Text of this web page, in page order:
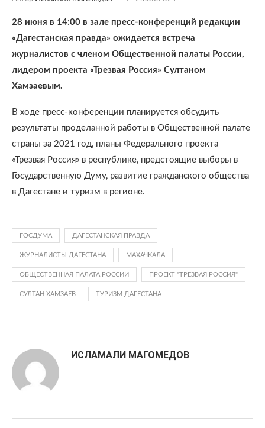
28 июня в 14:00 в зале пресс-конференций редакции
«Дагестанская правда» ожидается встреча
журналистов с членом Общественной палаты России,
лидером проекта «Трезвая Россия» Султаном
Хамзаевым.
В ходе пресс-конференции планируется обсудить
результаты проделанной работы в Общественной палате
страны за 2021 год, планы Федерального проекта
«Трезвая Россия» в республике, предстоящие выборы в
Государственную Думу, развитие гражданского общества
в Дагестане и туризм в регионе.
ГОСДУМА ДАГЕСТАНСКАЯ ПРАВДА
ЖУРНАЛИСТЫ ДАГЕСТАНА МАХАЧКАЛА
ОБЩЕСТВЕННАЯ ПАЛАТА РОССИИ ПРОЕКТ "ТРЕЗВАЯ РОССИЯ"
СУЛТАН ХАМЗАЕВ ТУРИЗМ ДАГЕСТАНА
ИСЛАМАЛИ МАГОМЕДОВ